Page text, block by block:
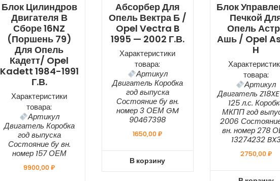
Блок Цилиндров
Двигателя В
Сборе 16NZ
(поршень 79)
Для Опель
Кадетт/ Opel
Kadett 1984-1991
Г.в.
Характеристики
товара:
Артикул
Двигатель Коробка
год выпуска
Состояние бу вн.
номер 157 ОЕМ
9900,00₽
Абсорбер Для
Опель Вектра Б /
Opel Vectra B
1995 — 2002 Г.в.
Характеристики
товара:
Артикул
Двигатель Коробка
год выпуска
Состояние бу вн.
номер 3 ОЕМ GM
90467398
1650,00₽
В корзину
Блок
Печкой
Опель
Ашь / Opel
H
товара:
Артикул
Двигатель
125 л.с.
МКПП год
2006
вн. номер 278
13274232
2750,00₽